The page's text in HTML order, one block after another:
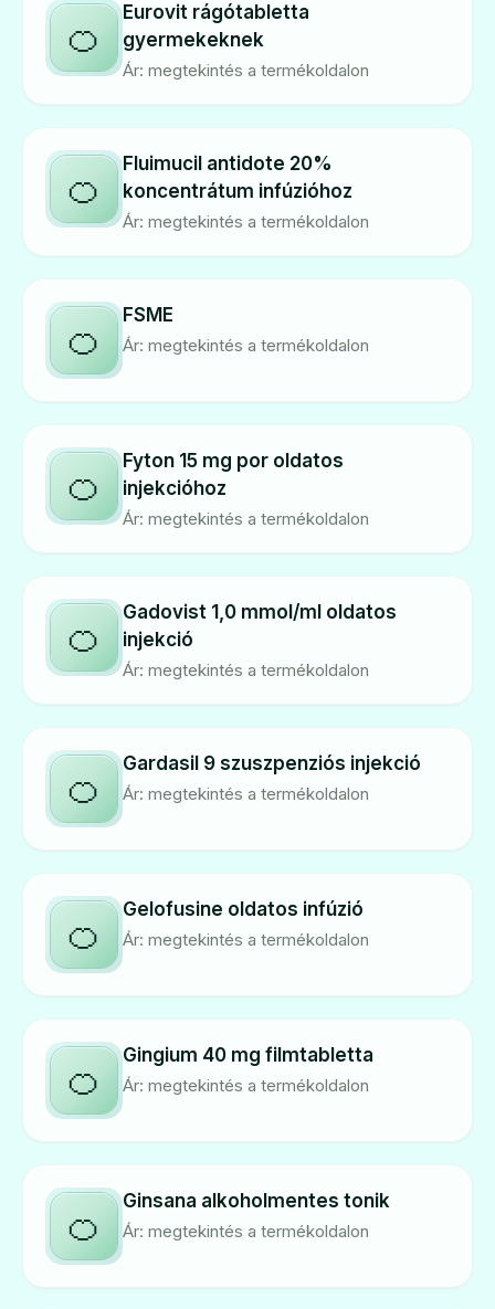
🍊
Eurovit rágótabletta
gyermekeknek
Ár: megtekintés a termékoldalon
🍊
Fluimucil antidote 20%
koncentrátum infúzióhoz
Ár: megtekintés a termékoldalon
🍊
FSME
Ár: megtekintés a termékoldalon
🍊
Fyton 15 mg por oldatos
injekcióhoz
Ár: megtekintés a termékoldalon
🍊
Gadovist 1,0 mmol/ml oldatos
injekció
Ár: megtekintés a termékoldalon
🍊
Gardasil 9 szuszpenziós injekció
Ár: megtekintés a termékoldalon
🍊
Gelofusine oldatos infúzió
Ár: megtekintés a termékoldalon
🍊
Gingium 40 mg filmtabletta
Ár: megtekintés a termékoldalon
🍊
Ginsana alkoholmentes tonik
Ár: megtekintés a termékoldalon